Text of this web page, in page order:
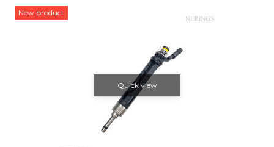
New product
Quick view